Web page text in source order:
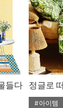
#레트로
#리빙 브
#세라믹
#오가닉
#우드 인
#홈 데코
#홈 스타
들다 정글로
#아이템